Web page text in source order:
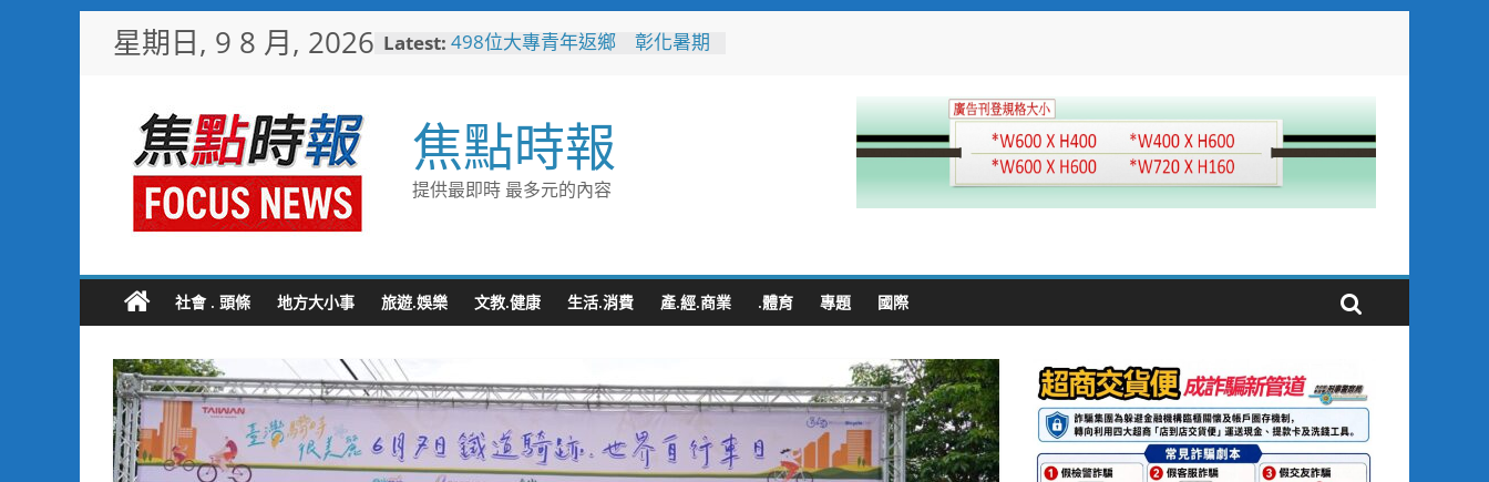
星期日, 9 8 月, 2026 Latest: 498位大專青年返鄉 彰化暑期
社區奪季軍、民榮社區獲佳作
搭台灣好行低碳暢玩小琉球！大
鵬灣管理處推出暑假好康
高雄4,599件作品傳遞拒毒信
焦點時報
提供最即時 最多元的內容
社會 . 頭條 地方大小事 旅遊.娛樂 文教.健康 生活.消費 產.經.商業 .體育 專題 國際